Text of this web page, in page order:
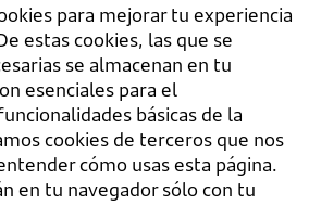
para mejorar tu experiencia
estas cookies, las que se
se almacenan en tu
esenciales para el
básicas de la
cookies de terceros que nos
cómo usas esta página.
en tu navegador sólo con tu